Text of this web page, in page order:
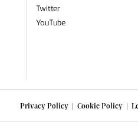
Privacy Policy| Cookie Policy|
Twitter
YouTube